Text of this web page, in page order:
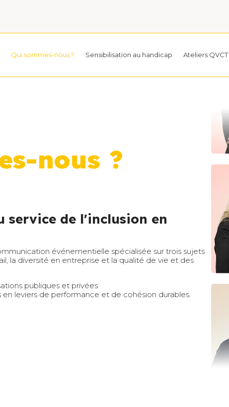
Qui sommes-nous ? Sensibilisation au handicap Ateliers QVCT
nous ?
service de l'inclusion en
événementielle spécialisée sur trois sujets
la diversité en entreprise et la qualité de vie et des
publiques et privées
leviers de performance et de cohésion durables.